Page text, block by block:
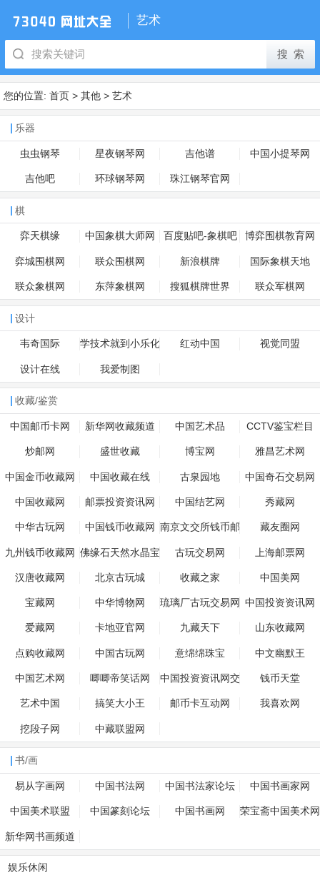
艺术
您的位置: 首页 > 其他 > 艺术
乐器
虫虫钢琴 星夜钢琴网 吉他谱 中国小提琴网
吉他吧 环球钢琴网 珠江钢琴官网
棋
弈天棋缘 中国象棋大师网 百度贴吧-象棋吧 博弈围棋教育网
弈城围棋网 联众围棋网 新浪棋牌 国际象棋天地
联众象棋网 东萍象棋网 搜狐棋牌世界 联众军棋网
设计
韦奇国际 学技术就到小乐化
妆美甲培训学校
红动中国 视觉同盟
设计在线 我爱制图
收藏/鉴赏
中国邮币卡网 新华网收藏频道 中国艺术品 CCTV鉴宝栏目
炒邮网 盛世收藏 博宝网 雅昌艺术网
中国金币收藏网 中国收藏在线 古泉园地 中国奇石交易网
中国收藏网 邮票投资资讯网 中国结艺网 秀藏网
中华古玩网 中国钱币收藏网 南京文交所钱币邮
票交易中心
藏友圈网
九州钱币收藏网 佛缘石天然水晶宝
石网
古玩交易网 上海邮票网
汉唐收藏网 北京古玩城 收藏之家 中国美网
宝藏网 中华博物网 琉璃厂古玩交易网 中国投资资讯网
爱藏网 卡地亚官网 九藏天下 山东收藏网
点购收藏网 中国古玩网 意绵绵珠宝 中文幽默王
中国艺术网 唧唧帝笑话网 中国投资资讯网交
易在线
钱币天堂
艺术中国 搞笑大小王 邮币卡互动网 我喜欢网
挖段子网 中藏联盟网
书/画
易从字画网 中国书法网 中国书法家论坛 中国书画家网
中国美术联盟 中国篆刻论坛 中国书画网 荣宝斋中国美术网
新华网书画频道
娱乐休闲